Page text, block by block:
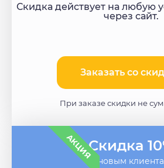
Скидка действует на любую
через сайт.
Заказать со
При заказе скидки не
АКЦИЯСкидка
- новым